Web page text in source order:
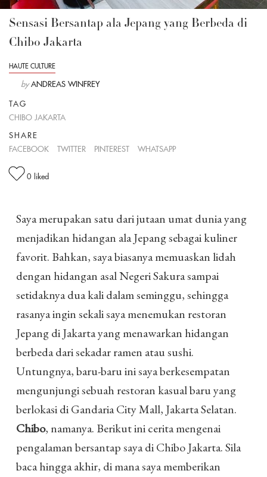
Sensasi Bersantap ala Jepang yang Berbeda di
Chibo Jakarta
HAUTE CULTURE
by ANDREAS WINFREY
TAG
CHIBO JAKARTA
SHARE
FACEBOOK
TWITTER PINTEREST WHATSAPP
0 liked
Saya merupakan satu dari jutaan umat dunia yang
menjadikan hidangan ala Jepang sebagai kuliner
favorit. Bahkan, saya biasanya memuaskan lidah
dengan hidangan asal Negeri Sakura sampai
setidaknya dua kali dalam seminggu, sehingga
rasanya ingin sekali saya menemukan restoran
Jepang di Jakarta yang menawarkan hidangan
berbeda dari sekadar ramen atau sushi.
Untungnya, baru-baru ini saya berkesempatan
mengunjungi sebuah restoran kasual baru yang
berlokasi di Gandaria City Mall, Jakarta Selatan.
Chibo, namanya. Berikut ini cerita mengenai
pengalaman bersantap saya di Chibo Jakarta. Sila
baca hingga akhir, di mana saya memberikan